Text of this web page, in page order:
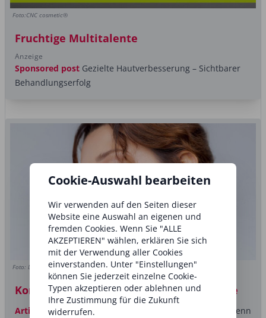
Foto:CNC cosmetic®
Fruchtige Multitalente
Anzeige
Sponsored post Gezielte Hautverbesserung – Sichtbarer
Behandlungserfolg
Foto: Dmytro Buianskyi/Shutterstock.com
Komplexer Wandel in der Beauty-Routine
Artikel
Leichtere Texturen, mehr Schutz, mehr Glow. Wenn
Cookie-Auswahl bearbeiten
Wir verwenden auf den Seiten dieser
Website eine Auswahl an eigenen und
fremden Cookies. Wenn Sie "ALLE
AKZEPTIEREN" wählen, erklären Sie sich
mit der Verwendung aller Cookies
einverstanden. Unter "Einstellungen"
können Sie jederzeit einzelne Cookie-
Typen akzeptieren oder ablehnen und
Ihre Zustimmung für die Zukunft
widerrufen.